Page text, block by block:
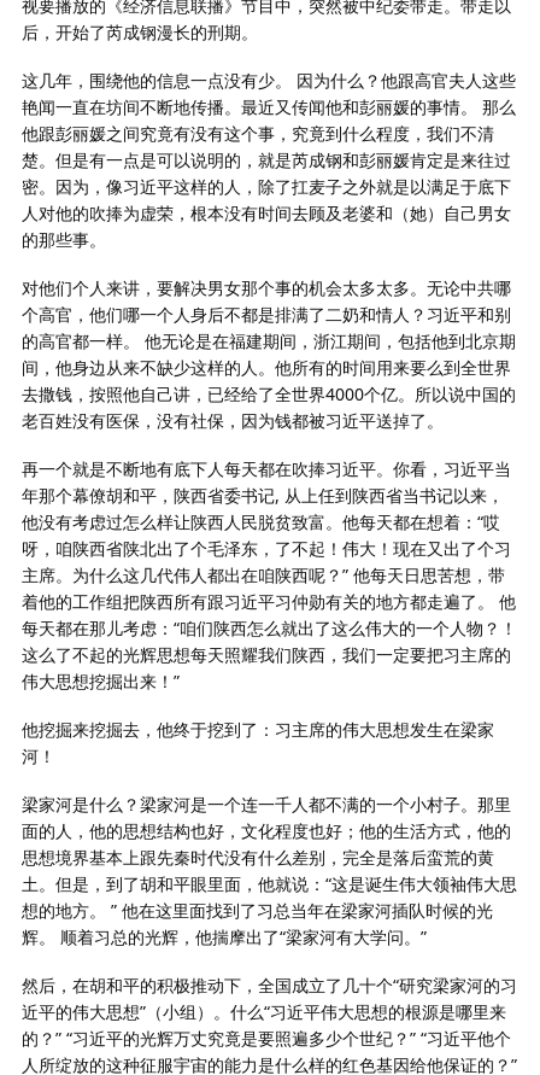
视要播放的《经济信息联播》节目中，突然被中纪委带走。带走以
后，开始了芮成钢漫长的刑期。
这几年，围绕他的信息一点没有少。 因为什么？他跟高官夫人这些
艳闻一直在坊间不断地传播。最近又传闻他和彭丽媛的事情。 那么
他跟彭丽媛之间究竟有没有这个事，究竟到什么程度，我们不清
楚。但是有一点是可以说明的，就是芮成钢和彭丽媛肯定是来往过
密。因为，像习近平这样的人，除了扛麦子之外就是以满足于底下
人对他的吹捧为虚荣，根本没有时间去顾及老婆和（她）自己男女
的那些事。
对他们个人来讲，要解决男女那个事的机会太多太多。无论中共哪
个高官，他们哪一个人身后不都是排满了二奶和情人？习近平和别
的高官都一样。 他无论是在福建期间，浙江期间，包括他到北京期
间，他身边从来不缺少这样的人。他所有的时间用来要么到全世界
去撒钱，按照他自己讲，已经给了全世界4000个亿。所以说中国的
老百姓没有医保，没有社保，因为钱都被习近平送掉了。
再一个就是不断地有底下人每天都在吹捧习近平。你看，习近平当
年那个幕僚胡和平，陕西省委书记, 从上任到陕西省当书记以来，
他没有考虑过怎么样让陕西人民脱贫致富。他每天都在想着：“哎
呀，咱陕西省陕北出了个毛泽东，了不起！伟大！现在又出了个习
主席。为什么这几代伟人都出在咱陕西呢？” 他每天日思苦想，带
着他的工作组把陕西所有跟习近平习仲勋有关的地方都走遍了。 他
每天都在那儿考虑：“咱们陕西怎么就出了这么伟大的一个人物？！
这么了不起的光辉思想每天照耀我们陕西，我们一定要把习主席的
伟大思想挖掘出来！”
他挖掘来挖掘去，他终于挖到了：习主席的伟大思想发生在梁家
河！
梁家河是什么？梁家河是一个连一千人都不满的一个小村子。那里
面的人，他的思想结构也好，文化程度也好；他的生活方式，他的
思想境界基本上跟先秦时代没有什么差别，完全是落后蛮荒的黄
土。但是，到了胡和平眼里面，他就说：“这是诞生伟大领袖伟大思
想的地方。 ” 他在这里面找到了习总当年在梁家河插队时候的光
辉。 顺着习总的光辉，他揣摩出了“梁家河有大学问。”
然后，在胡和平的积极推动下，全国成立了几十个“研究梁家河的习
近平的伟大思想”（小组）。什么“习近平伟大思想的根源是哪里来
的？” “习近平的光辉万丈究竟是要照遍多少个世纪？” “习近平他个
人所绽放的这种征服宇宙的能力是什么样的红色基因给他保证的？”